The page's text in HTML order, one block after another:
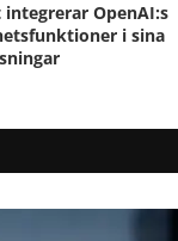
integrerar OpenAI:s
i sina